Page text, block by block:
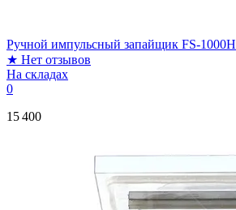
Ручной импульсный запайщик FS-1000H
★ Нет отзывов
На складах
0
15 400